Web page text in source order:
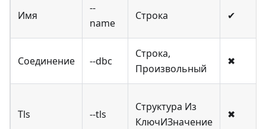
Имя
--
name
Строка ✔
Соединение --dbc
Строка,
Произвольный
✖
Tls --tls
Структура Из
КлючИЗначение
✖